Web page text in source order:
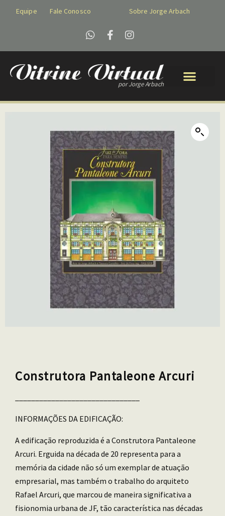
Equipe Fale Conosco Sobre Jorge Arbach
por Jorge Arbach
Construtora Pantaleone Arcuri
INFORMAÇÕES DA EDIFICAÇÃO:
A edificação reproduzida é a Construtora Pantaleone
Arcuri. Erguida na década de 20 representa para a
memória da cidade não só um exemplar de atuação
empresarial, mas também o trabalho do arquiteto
Rafael Arcuri, que marcou de maneira significativa a
fisionomia urbana de JF, tão característica nas décadas